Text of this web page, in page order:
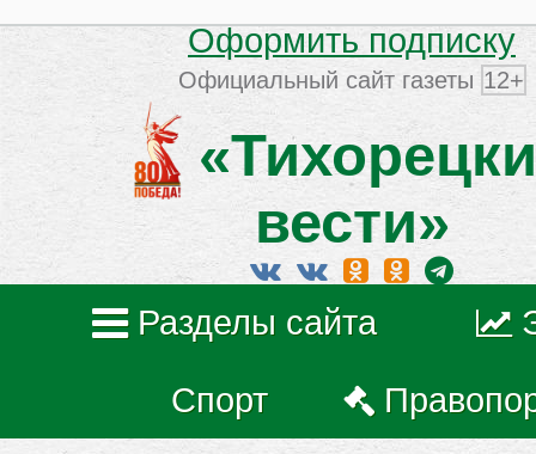
Оформить подписку
Официальный сайт газеты 12+
вести»
Разделы сайта
Спорт